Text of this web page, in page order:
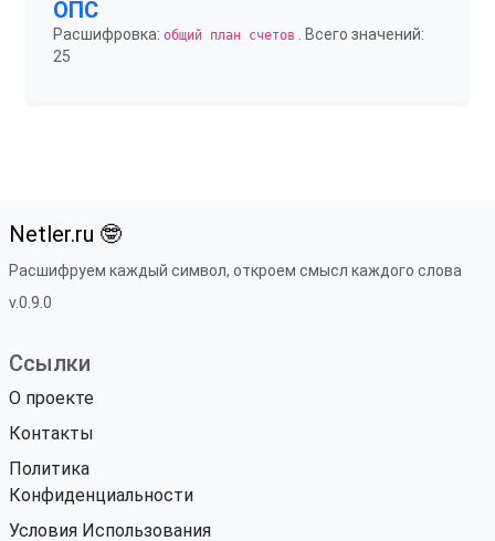
ОПС
Расшифровка: общий план счетов
. Всего значений:
25
Netler.ru 🤓
Расшифруем каждый символ, откроем смысл каждого слова
v.0.9.0
Ссылки
О проекте
Контакты
Политика
Конфиденциальности
Условия Использования